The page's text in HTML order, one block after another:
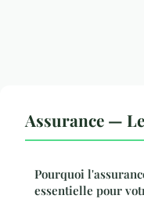
Assurance —
Pourquoi
essentielle pour